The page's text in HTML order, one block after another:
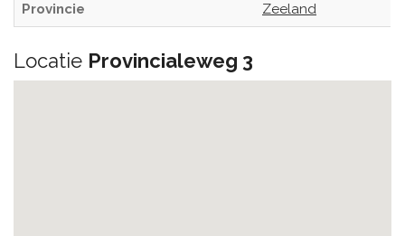
Provincie Zeeland
Locatie Provincialeweg 3